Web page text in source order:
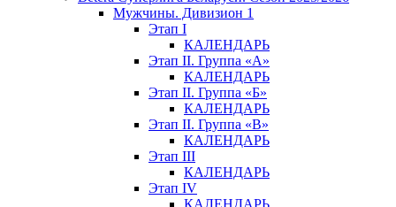
Мужчины. Дивизион 1
Этап I
КАЛЕНДАРЬ
Этап II. Группа «А»
КАЛЕНДАРЬ
Этап II. Группа «Б»
КАЛЕНДАРЬ
Этап II. Группа «В»
КАЛЕНДАРЬ
Этап III
КАЛЕНДАРЬ
Этап IV
КАЛЕНДАРЬ